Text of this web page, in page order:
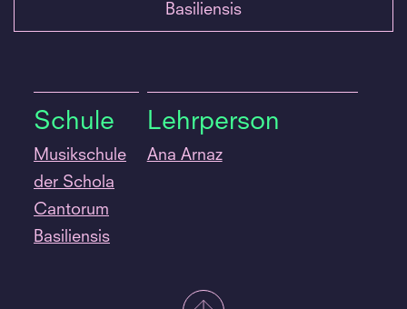
Basiliensis
Schule
Musikschule
der Schola
Cantorum
Basiliensis
Lehrperson
Ana Arnaz